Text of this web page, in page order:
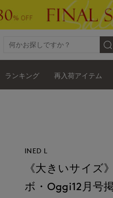
ランキング 再入荷アイテム
INED L
《大きいサイズ
ボ・Oggi12月号掲